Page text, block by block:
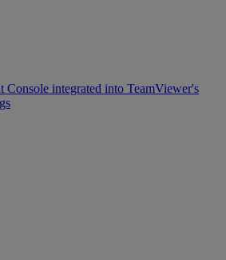
Console integrated into TeamViewer's